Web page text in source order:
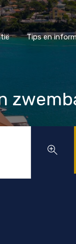
Kroatië Tips en
Tips en